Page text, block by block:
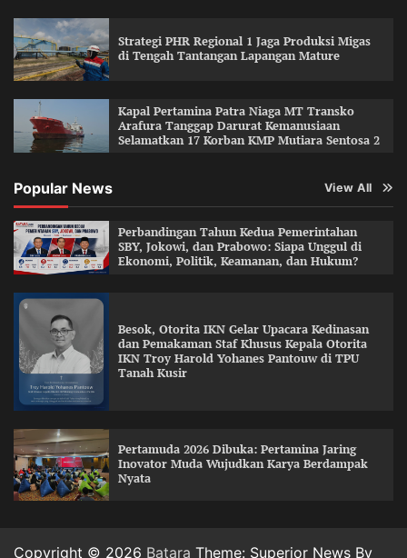
Strategi PHR Regional 1 Jaga Produksi Migas
di Tengah Tantangan Lapangan Mature
Kapal Pertamina Patra Niaga MT Transko
Arafura Tanggap Darurat Kemanusiaan
Selamatkan 17 Korban KMP Mutiara Sentosa 2
Popular News View All
Perbandingan Tahun Kedua Pemerintahan
SBY, Jokowi, dan Prabowo: Siapa Unggul di
Ekonomi, Politik, Keamanan, dan Hukum?
Besok, Otorita IKN Gelar Upacara Kedinasan
dan Pemakaman Staf Khusus Kepala Otorita
IKN Troy Harold Yohanes Pantouw di TPU
Tanah Kusir
Pertamuda 2026 Dibuka: Pertamina Jaring
Inovator Muda Wujudkan Karya Berdampak
Nyata
Copyright © 2026 Batara Theme: Superior News By